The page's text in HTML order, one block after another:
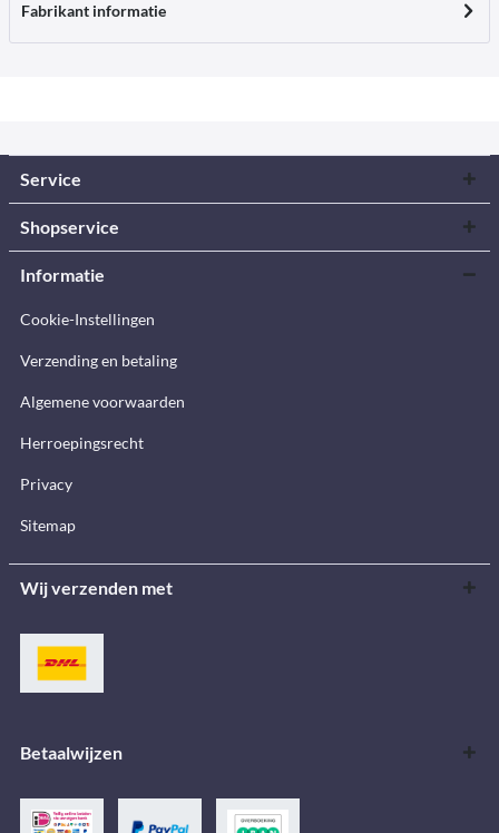
Fabrikant informatie
Service
Shopservice
Informatie
Cookie-Instellingen
Verzending en betaling
Algemene voorwaarden
Herroepingsrecht
Privacy
Sitemap
Wij verzenden met
Betaalwijzen